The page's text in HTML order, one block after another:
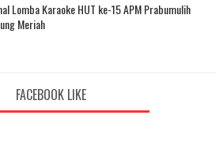
Lomba Karaoke HUT ke-15 APM Prabumulih
Meriah
FACEBOOK LIKE